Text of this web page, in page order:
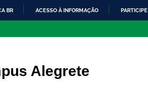
O
BR ACESSO À INFORMAÇÃO PARTICIPE
Alegrete